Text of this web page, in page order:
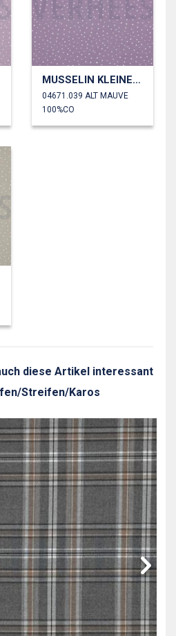
MUSSELIN KLEINE PUNKTE
04671.039 ALT MAUVE
100%CO
diese Artikel interessant
Streifen/Karos